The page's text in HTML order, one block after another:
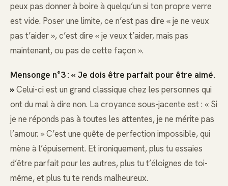
peux pas donner à boire à quelqu’un si ton propre verre
est vide. Poser une limite, ce n’est pas dire « je ne veux
pas t’aider », c’est dire « je veux t’aider, mais pas
maintenant, ou pas de cette façon ».
Mensonge n°3 : « Je dois être parfait pour être aimé.
»Celui-ci est un grand classique chez les personnes qui
ont du mal à dire non. La croyance sous-jacente est : « Si
je ne réponds pas à toutes les attentes, je ne mérite pas
l’amour. » C’est une quête de perfection impossible, qui
mène à l’épuisement. Et ironiquement, plus tu essaies
d’être parfait pour les autres, plus tu t’éloignes de toi-
même, et plus tu te rends malheureux.